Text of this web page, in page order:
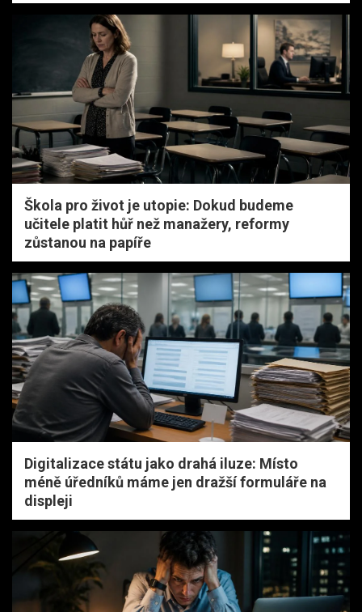
Škola pro život je utopie: Dokud budeme
učitele platit hůř než manažery, reformy
zůstanou na papíře
Digitalizace státu jako drahá iluze: Místo
méně úředníků máme jen dražší formuláře na
displeji